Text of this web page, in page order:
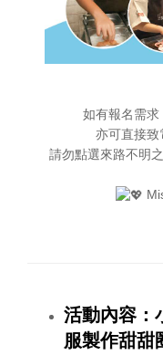
如有報名需
亦可直接致
⠀請勿點選來路不明
活動內容：
服製作甜甜